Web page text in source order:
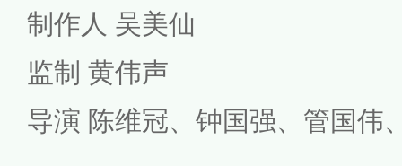
制作人 吴美仙
监制 黄伟声
导演 陈维冠、钟国强、管国伟